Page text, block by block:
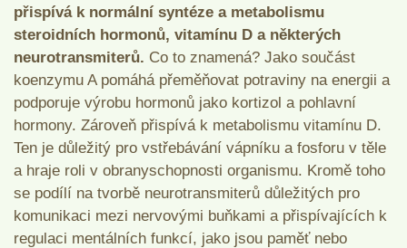
přispívá k normální syntéze a metabolismu
steroidních hormonů, vitamínu D a některých
neurotransmiterů. Co to znamená? Jako součást
koenzymu A pomáhá přeměňovat potraviny na energii a
podporuje výrobu hormonů jako kortizol a pohlavní
hormony. Zároveň přispívá k metabolismu vitamínu D.
Ten je důležitý pro vstřebávání vápníku a fosforu v těle
a hraje roli v obranyschopnosti organismu. Kromě toho
se podílí na tvorbě neurotransmiterů důležitých pro
komunikaci mezi nervovými buňkami a přispívajících k
regulaci mentálních funkcí, jako jsou paměť nebo